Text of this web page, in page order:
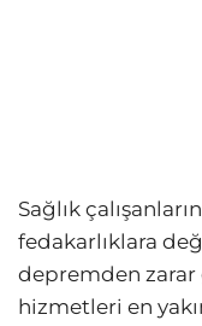
Sağlık
fedakarlıklara
depremden
hizmetleri en